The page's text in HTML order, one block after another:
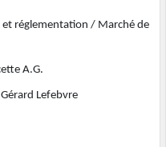
réglementation / Marché de
A.G.
Lefebvre